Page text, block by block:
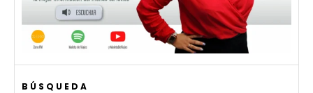
BÚSQUEDA